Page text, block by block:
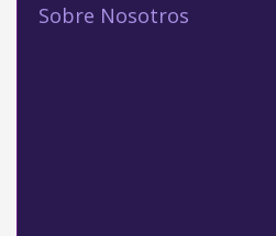
Sobre Nosotros